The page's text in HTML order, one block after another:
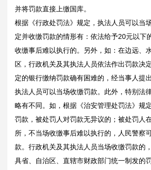
并将罚款直接上缴国库。
根据《行政处罚法》规定，执法人员可以当
定并收缴罚款的情形有：依法给予20元以下
收缴事后难以执行的。另外，如：在边远、
区，行政机关及其执法人员依法作出罚款决
定的银行缴纳罚款确有困难的，经当事人提
执法人员可以当场收缴罚款。此外，特别法
略有不同。如，根据《治安管理处罚法》规
罚款，被处罚人对罚款无异议的；被处罚人
所，不当场收缴事后难以执行的，人民警察
款。行政机关及其执法人员当场收缴罚款的
具省、自治区、直辖市财政部门统一制发的